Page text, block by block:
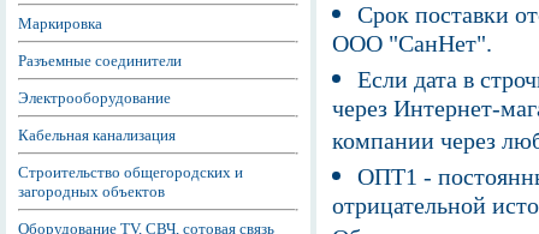
Маркировка
Разъемные соединители
Электрооборудование
Кабельная канализация
Строительство общегородских и
загородных объектов
Оборудование TV, СВЧ, сотовая связь
Срок поставки
ООО "СанНет".
Если дата в
через Интернет-
компании через
ОПТ1 -
отрицательной